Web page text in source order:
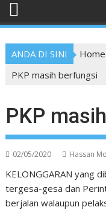
ANDA DI SINI Home
PKP masih berfungsi
PKP
02/05/2020 Hassan
KELONGGARAN yang
tergesa-gesa dan
berjalan walaupun